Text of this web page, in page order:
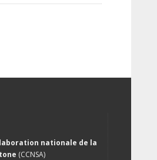
nationale de la
(CCNSA)